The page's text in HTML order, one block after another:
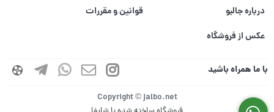
درباره جالبو
قوانین و مقررات
عکس از فروشگاه
با ما همراه باشید
Copyright © jalbo.net